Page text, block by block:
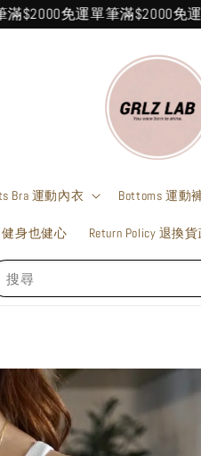
免運單筆滿$2000免運單筆
搜尋
Bra 運動內衣 Bottoms 運動
健身也健心 Return Policy 退換